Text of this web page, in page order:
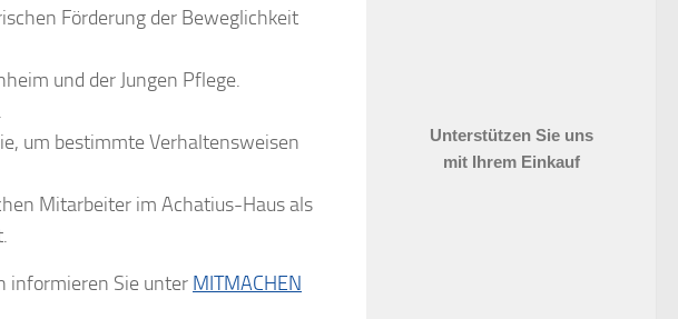
Förderung der Beweglichkeit
und der Jungen Pflege.
um bestimmte Verhaltensweisen
Mitarbeiter im Achatius-Haus als
informieren Sie unter MITMACHEN
Unterstützen Sie uns
mit Ihrem Einkauf